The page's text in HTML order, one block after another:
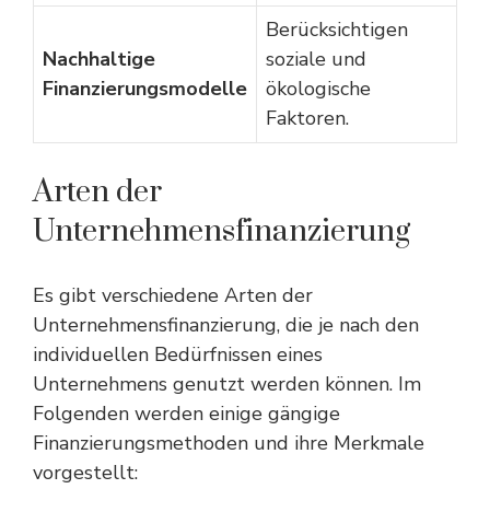
Nachhaltige
Finanzierungsmodelle
Berücksichtigen
soziale und
ökologische
Faktoren.
Arten der
Unternehmensfinanzierung
Es gibt verschiedene Arten der
Unternehmensfinanzierung, die je nach den
individuellen Bedürfnissen eines
Unternehmens genutzt werden können. Im
Folgenden werden einige gängige
Finanzierungsmethoden und ihre Merkmale
vorgestellt: